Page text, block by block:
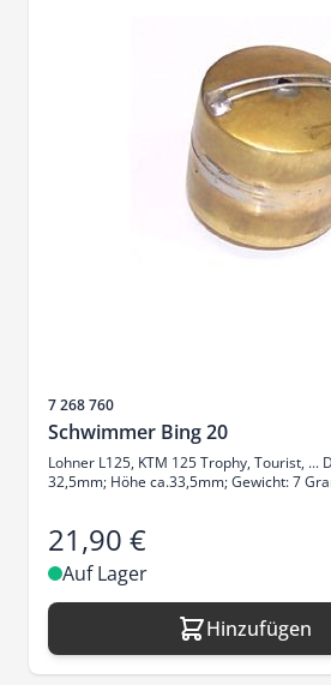
Artikelnr.
7 268 760
Schwimmer Bing 20
Lohner L125, KTM 125 Trophy, Tourist, ...
32,5mm; Höhe ca.33,5mm; Gewicht: 7
21,90 €
Auf Lager
Hinzufügen